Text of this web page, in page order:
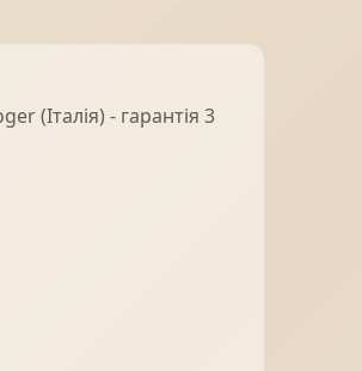
(Італія) - гарантія 3